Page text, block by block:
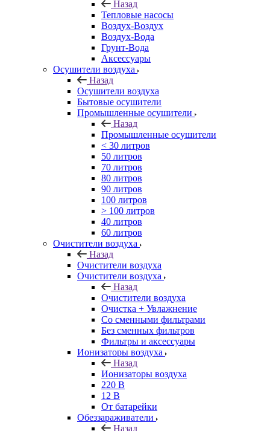
Назад
Тепловые насосы
Воздух-Воздух
Воздух-Вода
Грунт-Вода
Аксессуары
Осушители воздуха
Назад
Осушители воздуха
Бытовые осушители
Промышленные осушители
Назад
Промышленные осушители
< 30 литров
50 литров
70 литров
80 литров
90 литров
100 литров
> 100 литров
40 литров
60 литров
Очистители воздуха
Назад
Очистители воздуха
Очистители воздуха
Назад
Очистители воздуха
Очистка + Увлажнение
Cо сменными фильтрами
Без сменных фильтров
Фильтры и аксессуары
Ионизаторы воздуха
Назад
Ионизаторы воздуха
220 В
12 В
От батарейки
Обеззараживатели
Назад